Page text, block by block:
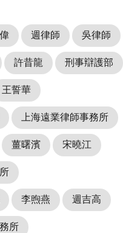
週律師 吳律師
許昔龍 刑事辯護部
王誓華
上海遠業律師事務所
薑曙濱 宋曉江
李煦燕 週吉高
所